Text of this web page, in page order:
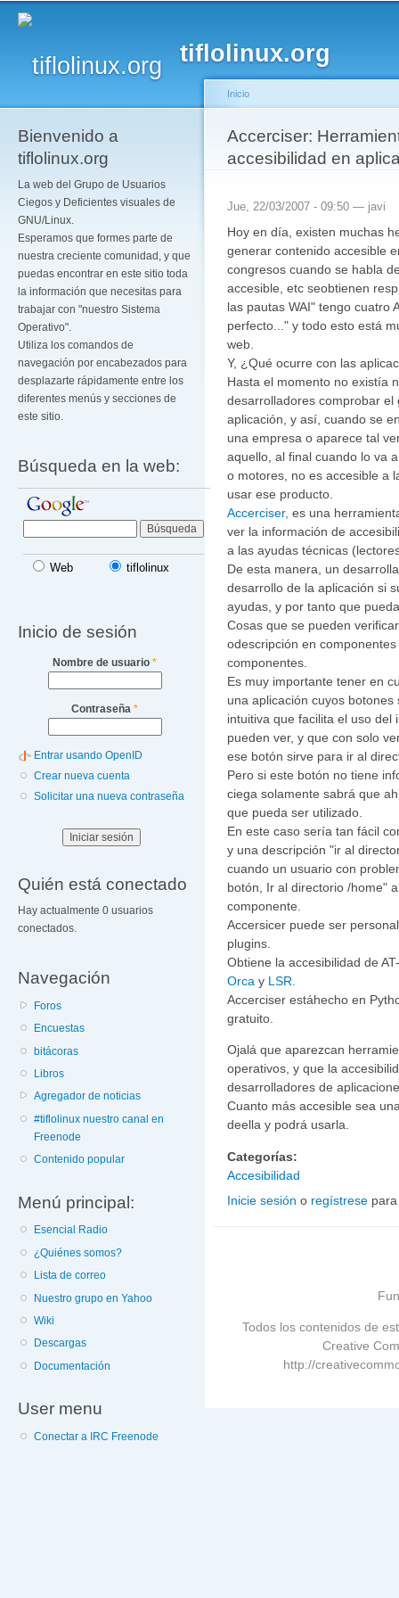
tiflolinux.org
Bienvenido a
tiflolinux.org
La web del Grupo de Usuarios
Ciegos y Deficientes visuales de
GNU/Linux.
Esperamos que formes parte de
nuestra creciente comunidad, y que
puedas encontrar en este sitio toda
la información que necesitas para
trabajar con "nuestro Sistema
Operativo".
Utiliza los comandos de
navegación por encabezados para
desplazarte rápidamente entre los
diferentes menús y secciones de
este sitio.
Búsqueda en la web:
Web tiflolinux
Inicio de sesión
Nombre de usuario *
Contraseña *
Entrar usando OpenID
Crear nueva cuenta
Solicitar una nueva contraseña
Quién está conectado
Hay actualmente 0 usuarios
conectados.
Navegación
Foros
Encuestas
bitácoras
Libros
Agregador de noticias
#tiflolinux nuestro canal en
Freenode
Contenido popular
Menú principal:
Esencial Radio
¿Quiénes somos?
Lista de correo
Nuestro grupo en Yahoo
Wiki
Descargas
Documentación
User menu
Conectar a IRC Freenode
Se encuentra usted
Inicio
Accerciser:
accesibilidad en
Jue, 22/03/2007 - 09:50 — javi
Hoy en día, existen muchas
generar contenido accesible
congresos cuando se habla
accesible, etc seobtienen
las pautas WAI" tengo cuatro
perfecto..." y todo esto está
web.
Y, ¿Qué ocurre con las
Hasta el momento no existía
desarrolladores comprobar
aplicación, y así, cuando se
una empresa o aparece tal
aquello, al final cuando lo va
o motores, no es accesible a
usar ese producto.
Accerciser, es una
ver la información de
a las ayudas técnicas
De esta manera, un
desarrollo de la aplicación si
ayudas, y por tanto que
Cosas que se pueden
odescripción en
componentes.
Es muy importante tener en
una aplicación cuyos
intuitiva que facilita el uso
pueden ver, y que con solo
ese botón sirve para ir al
Pero si este botón no tiene
ciega solamente sabrá que
que pueda ser utilizado.
En este caso sería tan fácil
y una descripción "ir al
cuando un usuario con
botón, Ir al directorio /home"
componente.
Accersicer puede ser
plugins.
Obtiene la accesibilidad de
Orca y LSR.
Accerciser estáhecho en
gratuito.
Ojalá que aparezcan
operativos, y que la
desarrolladores de
Cuanto más accesible sea
deella y podrá usarla.
Categorías:
Accesibilidad
Inicie sesión o regístrese
Todos los contenidos de
Creative
http://